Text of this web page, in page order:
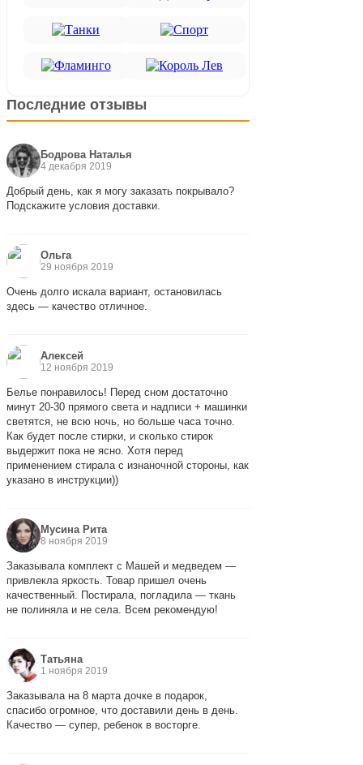
Последние отзывы
Бодрова Наталья
4 декабря 2019
Добрый день, как я могу заказать покрывало?
Подскажите условия доставки.
Ольга
29 ноября 2019
Очень долго искала вариант, остановилась
здесь — качество отличное.
Алексей
12 ноября 2019
Белье понравилось! Перед сном достаточно
минут 20-30 прямого света и надписи + машинки
светятся, не всю ночь, но больше часа точно.
Как будет после стирки, и сколько стирок
выдержит пока не ясно. Хотя перед
применением стирала с изнаночной стороны, как
указано в инструкции))
Мусина Рита
8 ноября 2019
Заказывала комплект с Машей и медведем —
привлекла яркость. Товар пришел очень
качественный. Постирала, погладила — ткань
не полиняла и не села. Всем рекомендую!
Татьяна
1 ноября 2019
Заказывала на 8 марта дочке в подарок,
спасибо огромное, что доставили день в день.
Качество — супер, ребенок в восторге.